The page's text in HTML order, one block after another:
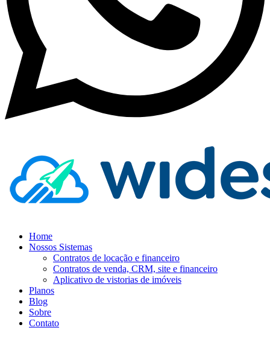
Home
Nossos Sistemas
Contratos de locação e financeiro
Contratos de venda, CRM, site e financeiro
Aplicativo de vistorias de imóveis
Planos
Blog
Sobre
Contato